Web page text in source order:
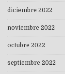
diciembre 2022
noviembre 2022
octubre 2022
septiembre 2022